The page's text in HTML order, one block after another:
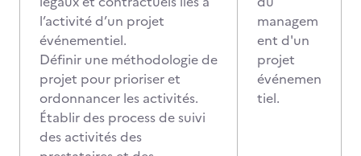
l’activité d’un projet
événementiel.
Définir une méthodologie de
projet pour prioriser et
ordonnancer les activités.
Établir des process de suivi
des activités des
managem
ent d'un
projet
événemen
tiel.